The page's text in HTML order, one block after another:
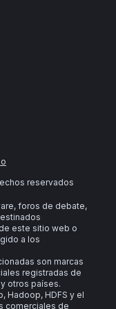
reservados
foros de debate,
este sitio web o
a los
son marcas
registradas de
otros países.
Hadoop, HDFS y el
comerciales de